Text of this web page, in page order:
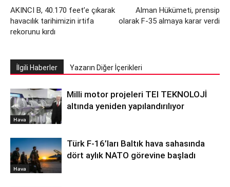
AKINCI B, 40.170 feet’e çıkarak
havacılık tarihimizin irtifa
rekorunu kırdı
Alman Hükümeti, prensip
olarak F-35 almaya karar verdi
İlgili Haberler Yazarın Diğer İçerikleri
Hava
Milli motor projeleri TEI TEKNOLOJİ
altında yeniden yapılandırılıyor
Hava
Türk F-16’ları Baltık hava sahasında
dört aylık NATO görevine başladı